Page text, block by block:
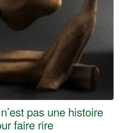
pas une histoire
faire rire